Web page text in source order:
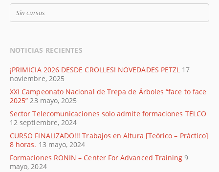
Sin cursos
NOTICIAS RECIENTES
¡PRIMICIA 2026 DESDE CROLLES! NOVEDADES PETZL 17
noviembre, 2025
XXI Campeonato Nacional de Trepa de Árboles “face to face
2025” 23 mayo, 2025
Sector Telecomunicaciones solo admite formaciones TELCO
12 septiembre, 2024
CURSO FINALIZADO!!! Trabajos en Altura [Teórico – Práctico]
8 horas. 13 mayo, 2024
Formaciones RONIN – Center For Advanced Training 9
mayo, 2024